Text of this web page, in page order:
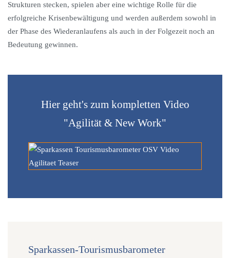
Strukturen stecken, spielen aber eine wichtige Rolle für die
erfolgreiche Krisenbewältigung und werden außerdem sowohl in
der Phase des Wiederanlaufens als auch in der Folgezeit noch an
Bedeutung gewinnen.
Hier geht's zum kompletten Video
"Agilität & New Work"
Sparkassen-Tourismusbarometer